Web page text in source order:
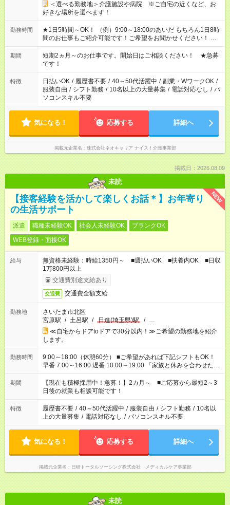
＜選べる勤務地＞介護施設や病院 ※ご自宅の近くなど、お
好きな場所を選べます！
勤務時間
★1日5時間～OK！ （例）9:00～18:00のあいだ もちろん1日8時
間のお仕事もご紹介可能です！ご希望をお聞かせください！ ★
家庭の都合でお休みが必要な場合も遠慮なくご相談ください。
※週最低15時間以上の勤務が必要です
期間
短期2ヵ月～のお仕事です。開始日はご相談ください！ ★急募
です！
特徴 日払いOK / 履歴書不要 / 40～50代活躍中 / 副業・WワークOK /
服装自由 / シフト勤務 / 10名以上の大量募集 / 電話対応なし / パ
ソコンスキル不要
気になる！ 応募する 詳細へ
掲載元企業名 株式会社ネオキャリア ナイス！介護事業部
掲載日：2026.08.09
未読
NEW
【接客経験を活かして楽しくお話＊】お年寄り
の生活サポート
派遣 職種未経験OK 社会人未経験OK
ブランクOK
WEB登録・面接OK
給与
無資格未経験：時給1350円～ ■週払いOK ■扶養内OK ■日収
1万800円以上
交通費別途支給あり
交通費 交通費全額支給
勤務地
さいたま市北区
宮原駅 / 土呂駅 / 日進(埼玉県)駅 / …
≪自宅からドアtoドアで30分以内！≫ご希望の勤務地を紹介
します。
勤務時間
9:00～18:00（休憩60分） ■ご希望があれば下記シフトもOK！
早番 7:00～16:00 遅番 10:00～19:00 「家族と休みを合わせた
い」 「余裕を持って夕飯の準備がしたい」 「できれば残業はし
たくない」 など、ご希望を教えてくださいね。 ※Wワーク希望
の方へ 今ご覧のお仕事で希望する勤務時間と、もう1つのお仕事
の勤務時間。 合計で週40時間を超える場合は応募できません。
期間
【現在も積極採用中！急募！】2カ月～ ■ご応募から最短2～3
日後の就業も相談可能です！
特徴 履歴書不要 / 40～50代活躍中 / 服装自由 / シフト勤務 / 10名以
上の大量募集 / 電話対応なし / パソコンスキル不要
気になる！ 応募する 詳細へ
掲載元企業名 日研トータルソーシング株式会社 メディカルケア事業部
未読